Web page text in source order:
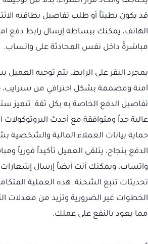
قد يكون بطيئاً أو طلب تفاصيل بطاقته
الهاتف، يمكنك ببساطة إرسال رابط دفع
مباشرةً داخل نفس المحادثة على واتساب.
بمجرد النقر على الرابط، يتم توجيه
آمنة ومصممة بشكل احترافي من سترايب،
تفاصيل الدفع الخاصة به بكل ثقة. تتميز
عالية جداً ومتوافقة مع أحدث
حماية بيانات العملاء المالية والشخصية
الدفع بنجاح، يتلقى العميل تأكيداً فورياً
واتساب، ويمكنك أنت أيضاً إرسال إشعارات
تحديثات تتبع الشحنة. هذه العملية
الخطوات غير الضرورية وتزيد من معدلات
مما يعود بالنفع على عملك.